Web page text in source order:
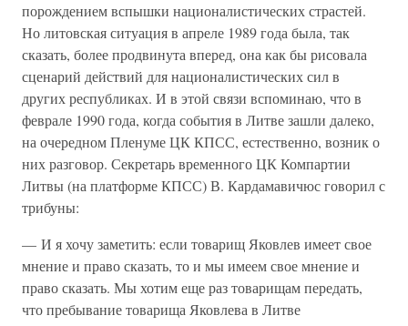
порождением вспышки националистических страстей.
Но литовская ситуация в апреле 1989 года была, так
сказать, более продвинута вперед, она как бы рисовала
сценарий действий для националистических сил в
других республиках. И в этой связи вспоминаю, что в
феврале 1990 года, когда события в Литве зашли далеко,
на очередном Пленуме ЦК КПСС, естественно, возник о
них разговор. Секретарь временного ЦК Компартии
Литвы (на платформе КПСС) В. Кардамавичюс говорил с
трибуны:
— И я хочу заметить: если товарищ Яковлев имеет свое
мнение и право сказать, то и мы имеем свое мнение и
право сказать. Мы хотим еще раз товарищам передать,
что пребывание товарища Яковлева в Литве